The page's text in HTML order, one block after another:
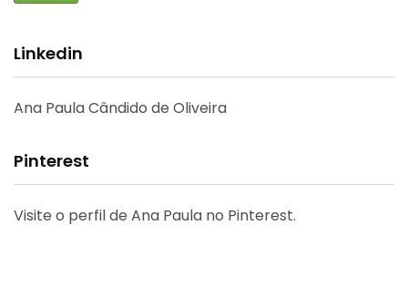
Linkedin
Ana Paula Cândido de Oliveira
Pinterest
Visite o perfil de Ana Paula no Pinterest.